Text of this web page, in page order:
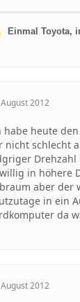
Einmal Toyota,
2012
habe heute
nicht schlecht
Drehzahl
in höhere
aber der
in ein
da
2012